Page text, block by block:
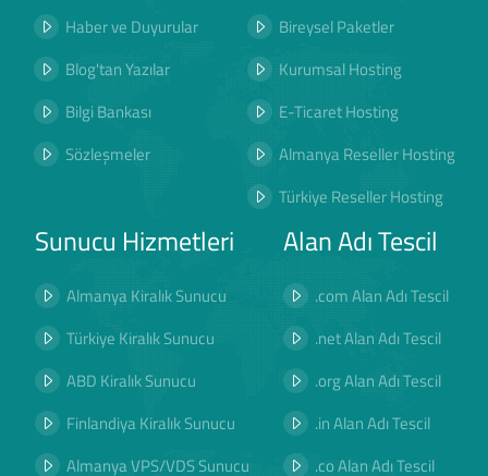
Haber ve Duyurular
Blog'tan Yazılar
Bilgi Bankası
Sözleşmeler
Bireysel Paketler
Kurumsal Hosting
E-Ticaret Hosting
Almanya Reseller Hosting
Türkiye Reseller Hosting
Sunucu Hizmetleri
Almanya Kiralık Sunucu
Türkiye Kiralık Sunucu
ABD Kiralık Sunucu
Finlandiya Kiralık Sunucu
Almanya VPS/VDS Sunucu
Alan Adı Tescil
.com Alan Adı Tescil
.net Alan Adı Tescil
.org Alan Adı Tescil
.in Alan Adı Tescil
.co Alan Adı Tescil